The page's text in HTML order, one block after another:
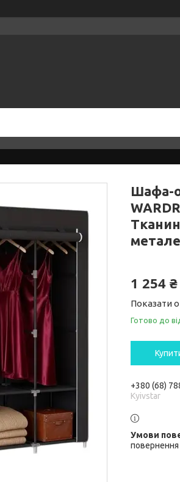
Шафа-
1 254 ₴
Показати
Готово до
+380 (68)
Kyivstar
повернення